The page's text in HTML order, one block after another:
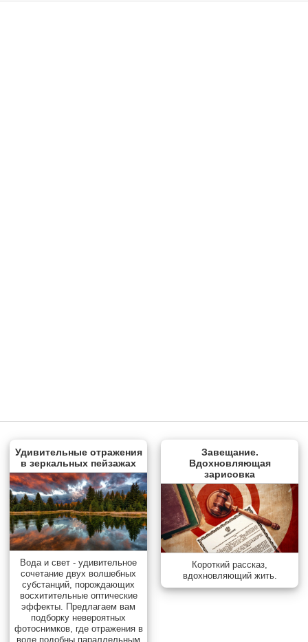
Удивительные отражения
в зеркальных пейзажах
Вода и свет - удивительное
сочетание двух волшебных
субстанций, порождающих
восхитительные оптические
эффекты. Предлагаем вам
подборку невероятных
фотоснимков, где отражения в
воде подобны параллельным
Завещание.
Вдохновляющая
зарисовка
Короткий рассказ,
вдохновляющий жить.